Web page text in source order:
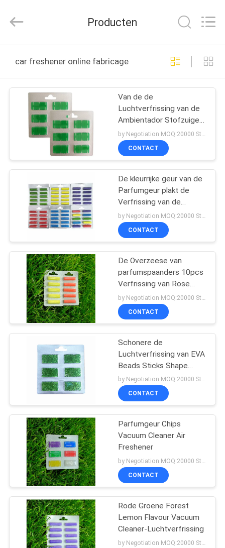
HUIS
PRODUCTEN
ONGEVEER
FABRIEKSREIS
KWALITEITSCONTROLE
CONTACTEER
ONS
VERZOEK
CITAAT
SITEMAP
PRIVACY
POLICY
Developed
Producten
car freshener online fabricage
Van de de
Luchtverfrissing van de
Ambientador Stofzuiger
de Tabletten Vorwerk
Kobold 130-131-135-
136-140
by Negotiation MOQ:20000 Stuk/Stukken
CONTACT
De kleurrijke geur van de
Parfumgeur plakt de
Verfrissing van de
Stofzuigerlucht
CONTACT
De Overzeese van
parfumspaanders 10pcs
Verfrissing van Rose
Flavour Vacuum Cleaner
Air
CONTACT
Schonere de
Luchtverfrissing van EVA
Beads Sticks Shape
Vacuum
by Negotiation MOQ:20000 Stuk/Stukken
CONTACT
Parfumgeur Chips
Vacuum Cleaner Air
Freshener
by Negotiation MOQ:20000 Stuk/Stukken
CONTACT
Rode Groene Forest
Lemon Flavour Vacuum
Cleaner-Luchtverfrissing